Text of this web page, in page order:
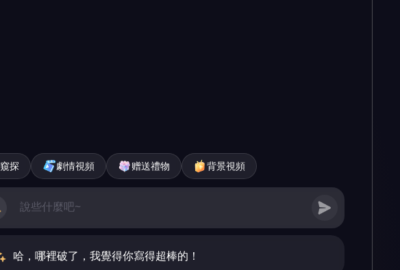
窺探 劇情視頻 赠送禮物 背景視頻
哈，哪裡破了，我覺得你寫得超棒的！